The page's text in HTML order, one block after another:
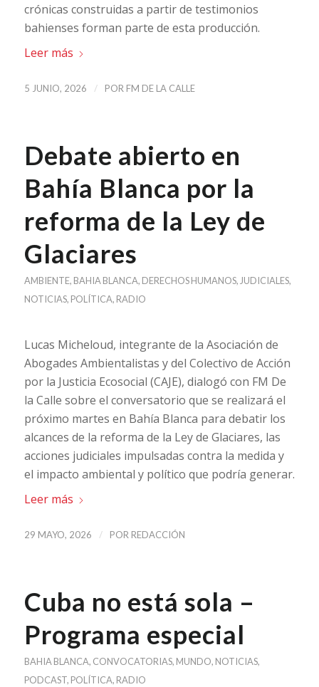
crónicas construidas a partir de testimonios
bahienses forman parte de esta producción.
Leer más
5 JUNIO, 2026 / POR FM DE LA CALLE
Debate abierto en
Bahía Blanca por la
reforma de la Ley de
Glaciares
AMBIENTE, BAHIA BLANCA, DERECHOS HUMANOS, JUDICIALES,
NOTICIAS, POLÍTICA, RADIO
Lucas Micheloud, integrante de la Asociación de
Abogades Ambientalistas y del Colectivo de Acción
por la Justicia Ecosocial (CAJE), dialogó con FM De
la Calle sobre el conversatorio que se realizará el
próximo martes en Bahía Blanca para debatir los
alcances de la reforma de la Ley de Glaciares, las
acciones judiciales impulsadas contra la medida y
el impacto ambiental y político que podría generar.
Leer más
29 MAYO, 2026 / POR REDACCIÓN
Cuba no está sola –
Programa especial
BAHIA BLANCA, CONVOCATORIAS, MUNDO, NOTICIAS,
PODCAST, POLÍTICA, RADIO